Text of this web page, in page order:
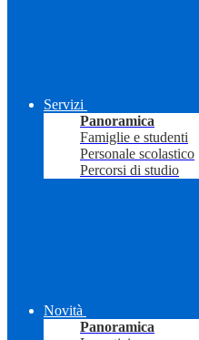
Servizi
Panoramica
Famiglie e studenti
Personale scolastico
Percorsi di studio
Novità
Panoramica